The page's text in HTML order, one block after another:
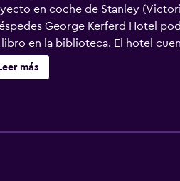
en coche de Stanley
George Kerferd Hotel
libro en la biblioteca. El hotel
necesarias para
Station, que conecta a
Leer más